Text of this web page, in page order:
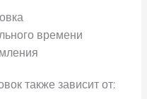
времени
также зависит от: